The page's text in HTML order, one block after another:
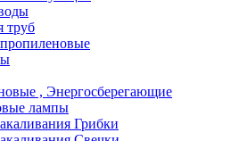
труб
, Энергосберегающие
лампы
Грибки